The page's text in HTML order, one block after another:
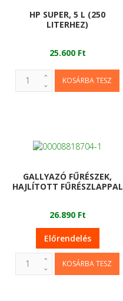
HP SUPER, 5 L (250
LITERHEZ)
25.600 Ft
GALLYAZÓ FŰRÉSZEK,
HAJLÍTOTT FŰRÉSZLAPPAL
26.890 Ft
Előrendelés